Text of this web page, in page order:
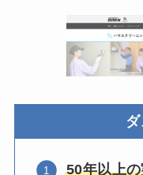
50年以上